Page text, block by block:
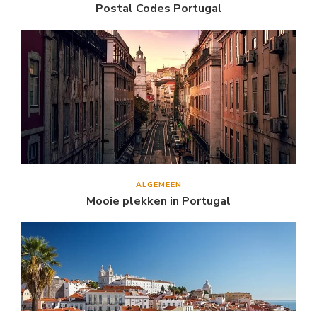
Postal Codes Portugal
ALGEMEEN
Mooie plekken in Portugal